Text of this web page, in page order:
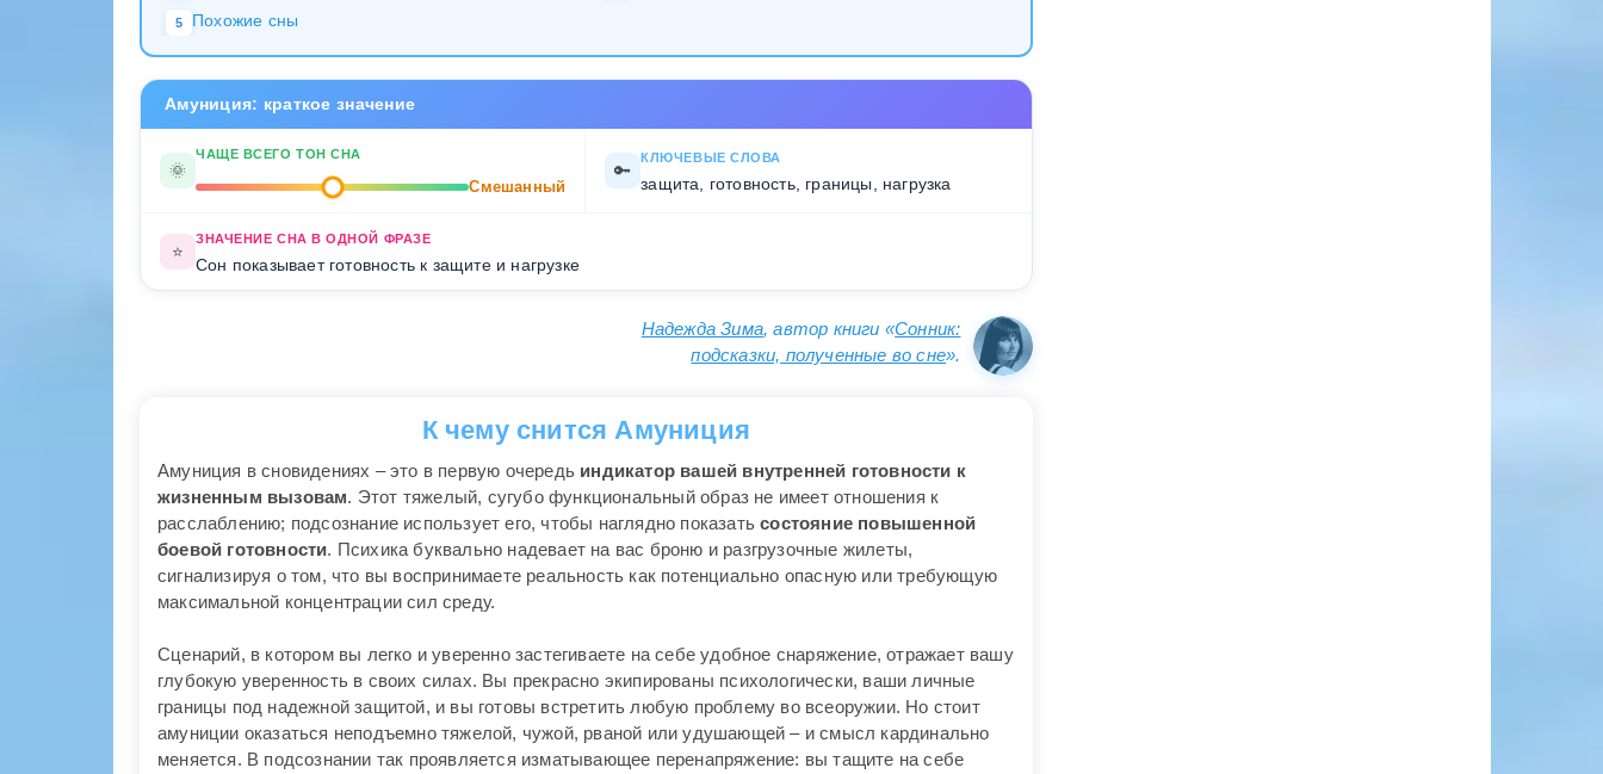
5 Похожие сны
Амуниция: краткое значение
🌞
ЧАЩЕ ВСЕГО ТОН СНА
Смешанный
🔑
КЛЮЧЕВЫЕ СЛОВА
защита, готовность, границы, нагрузка
⭐
ЗНАЧЕНИЕ СНА В ОДНОЙ ФРАЗЕ
Сон показывает готовность к защите и нагрузке
Надежда Зима, автор книги «Сонник:
подсказки, полученные во сне».
К чему снится Амуниция
Амуниция в сновидениях – это в первую очередь индикатор вашей внутренней готовности к
жизненным вызовам. Этот тяжелый, сугубо функциональный образ не имеет отношения к
расслаблению; подсознание использует его, чтобы наглядно показатьсостояние повышенной
боевой готовности. Психика буквально надевает на вас броню и разгрузочные жилеты,
сигнализируя о том, что вы воспринимаете реальность как потенциально опасную или требующую
максимальной концентрации сил среду.
Сценарий, в котором вы легко и уверенно застегиваете на себе удобное снаряжение, отражает вашу
глубокую уверенность в своих силах. Вы прекрасно экипированы психологически, ваши личные
границы под надежной защитой, и вы готовы встретить любую проблему во всеоружии. Но стоит
амуниции оказаться неподъемно тяжелой, чужой, рваной или удушающей – и смысл кардинально
меняется. В подсознании так проявляется изматывающее перенапряжение: вы тащите на себе